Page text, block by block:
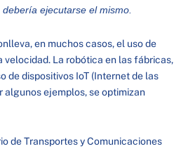
ejecutarse el mismo.
en muchos casos, el uso de
La robótica en las fábricas,
de dispositivos IoT (Internet de las
algunos ejemplos, se optimizan
de Transportes y Comunicaciones